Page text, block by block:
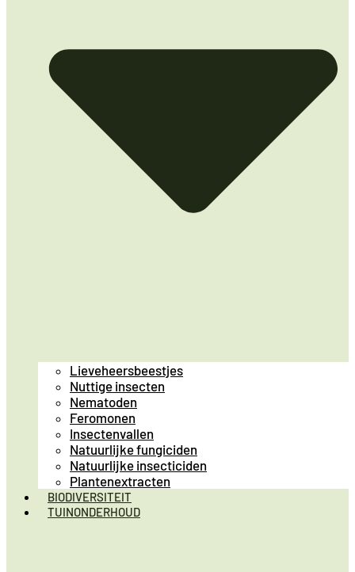
Lieveheersbeestjes
Nuttige insecten
Nematoden
Feromonen
Insectenvallen
Natuurlijke fungiciden
Natuurlijke insecticiden
Plantenextracten
BIODIVERSITEIT
TUINONDERHOUD